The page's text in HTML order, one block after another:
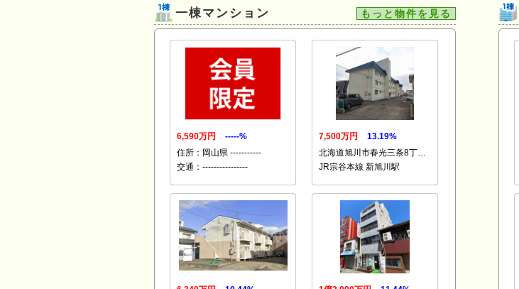
一棟マンション もっと物件を見る
6,590万円
-----%
住所：岡山県 -----------
交通：----------------
7,500万円
13.19%
北海道旭川市春光三条8丁…
JR宗谷本線 新旭川駅